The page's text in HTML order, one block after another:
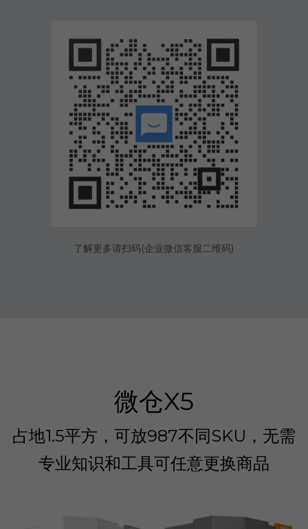
了解更多请扫码(企业微信客服二维码)
微仓X5
占地1.5平方，可放987不同SKU，无需
专业知识和工具可任意更换商品